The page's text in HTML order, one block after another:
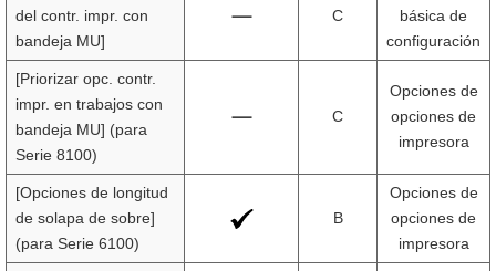
del contr. impr. con
bandeja MU]
C
básica de
configuración
[Priorizar opc. contr.
impr. en trabajos con
bandeja MU] (para
Serie 8100)
C
Opciones de
opciones de
impresora
[Opciones de longitud
de solapa de sobre]
(para Serie 6100)
B
Opciones de
opciones de
impresora